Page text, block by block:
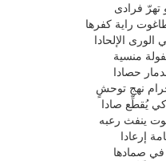
تهرّ فرادى
راية كفرها
الإلحادا
منسية
حصادا
نهج توحشٍ
يُقطِّع صادا
ينفث رعبه
إرعادا
في صمادها